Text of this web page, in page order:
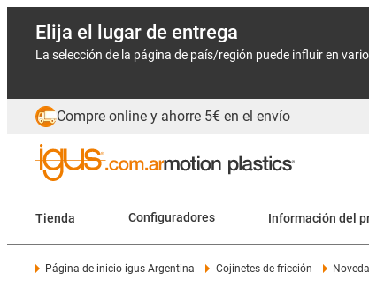
Elija el lugar de entrega
La selección de la página de país/región puede influir en
Compre online y ahorre 5€ en el envío
Tienda Configuradores Información del
Página de inicio igus Argentina Cojinetes de fricción